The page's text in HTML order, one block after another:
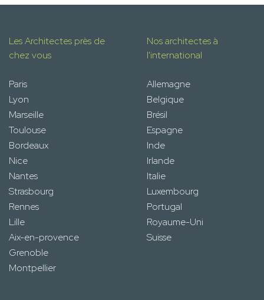
Les Architectes près de
chez vous
Paris
Lyon
Marseille
Toulouse
Bordeaux
Nice
Nantes
Strasbourg
Rennes
Lille
Aix-en-provence
Grenoble
Montpellier
Nos architectes à
l'international
Allemagne
Belgique
Brésil
Espagne
Inde
Irlande
Italie
Luxembourg
Portugal
Royaume-Uni
Suisse